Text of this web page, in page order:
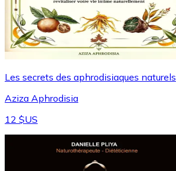
Les secrets des aphrodisiaques naturels
Aziza Aphrodisia
12 $US